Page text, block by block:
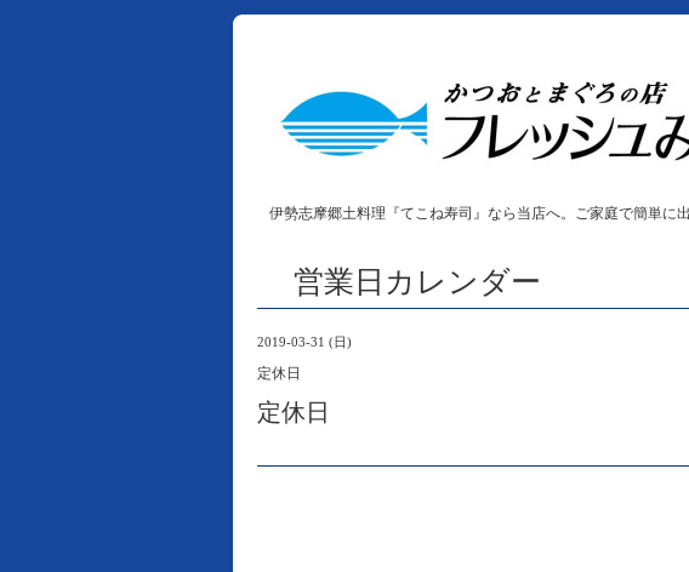
伊勢志摩郷土料理『てこね寿司』なら当店へ。ご家庭で簡単に
営業日カレンダー
2019-03-31 (日)
定休日
定休日